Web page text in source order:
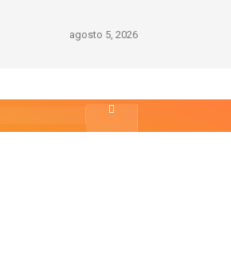
agosto 5, 2026